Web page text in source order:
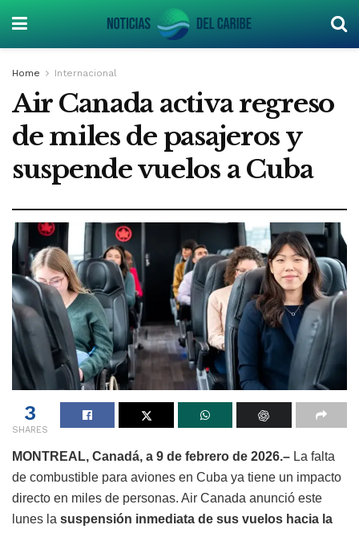
Home Internacional
Air Canada activa regreso
de miles de pasajeros y
suspende vuelos a Cuba
3
SHARES
MONTREAL, Canadá, a 9 de febrero de 2026.– La falta
de combustible para aviones en Cuba ya tiene un impacto
directo en miles de personas. Air Canada anunció este
lunes la suspensión inmediata de sus vuelos hacia la